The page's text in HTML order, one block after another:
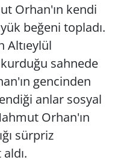
Orhan'ın kendi
beğeni topladı.
Altıeylül
sahnede
gencinden
anlar sosyal
Orhan'ın
sürpriz